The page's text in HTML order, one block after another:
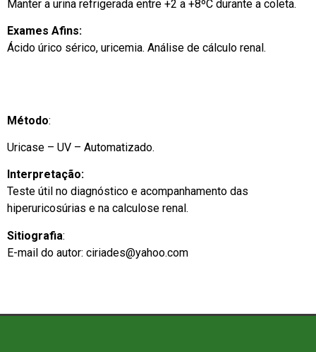
Manter a urina refrigerada entre +2 a +8ºC durante a coleta.
Exames Afins:
Ácido úrico sérico, uricemia. Análise de cálculo renal.
Método:
Uricase – UV – Automatizado.
Interpretação:
Teste útil no diagnóstico e acompanhamento das
hiperuricosúrias e na calculose renal.
Sitiografia:
E-mail do autor: ciriades@yahoo.com